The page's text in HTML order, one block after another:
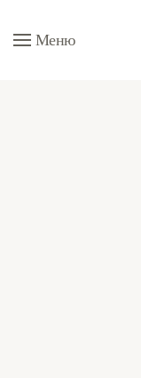
Перейти к
Меню